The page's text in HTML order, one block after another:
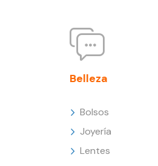
Belleza
Bolsos
Joyería
Lentes